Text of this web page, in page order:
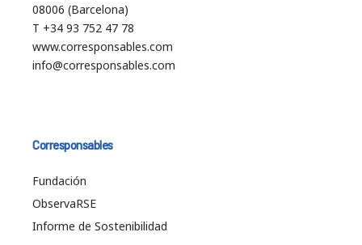
08006 (Barcelona)
T +34 93 752 47 78
www.corresponsables.com
info@corresponsables.com
Corresponsables
Fundación
ObservaRSE
Informe de Sostenibilidad